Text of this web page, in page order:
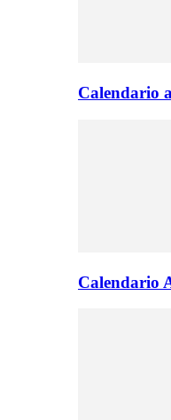
Calendario
Calendario